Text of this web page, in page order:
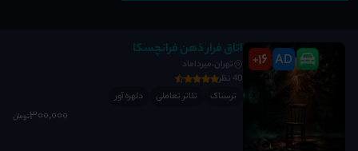
AD
16
+
اتاق فرار ذهن فرانچسکا
تهران،میرداماد
40 نظر
ترسناک
تئاتر تعاملی دلهره آور
300٬000تومان